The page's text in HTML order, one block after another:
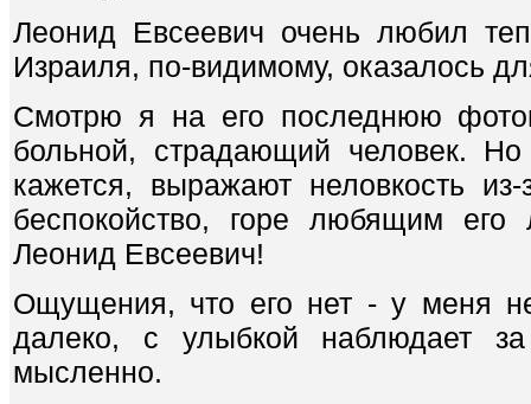
Леонид Евсеевич очень любил
Израиля, по-видимому, оказалось
Смотрю я на его последнюю
больной, страдающий человек.
кажется, выражают неловкость
беспокойство, горе любящим
Леонид Евсеевич!
Ощущения, что его нет - у меня
далеко, с улыбкой наблюдает
мысленно.